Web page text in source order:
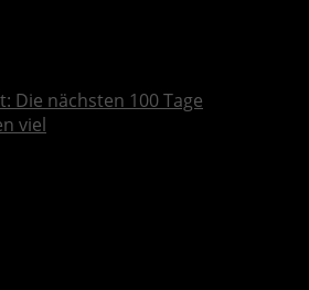
Die nächsten 100 Tage
viel